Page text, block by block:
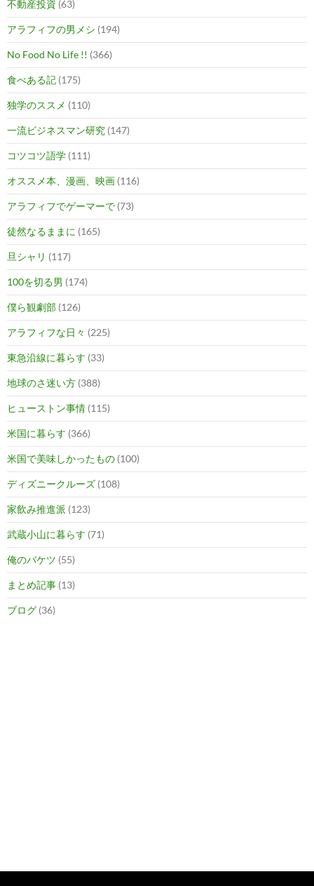
不動産投資 (63)
アラフィフの男メシ (194)
No Food No Life !! (366)
食べある記 (175)
独学のススメ (110)
一流ビジネスマン研究 (147)
コツコツ語学 (111)
オススメ本、漫画、映画 (116)
アラフィフでゲーマーで (73)
徒然なるままに (165)
旦シャリ (117)
100を切る男 (174)
僕ら観劇部 (126)
アラフィフな日々 (225)
東急沿線に暮らす (33)
地球のさ迷い方 (388)
ヒューストン事情 (115)
米国に暮らす (366)
米国で美味しかったもの (100)
ディズニークルーズ (108)
家飲み推進派 (123)
武蔵小山に暮らす (71)
俺のバケツ (55)
まとめ記事 (13)
ブログ (36)